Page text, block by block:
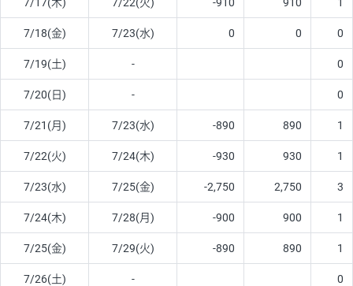
7/18(金) 7/23(水) 0 0 0
7/19(土) - 0
7/20(日) - 0
7/21(月) 7/23(水) -890 890 1
7/22(火) 7/24(木) -930 930 1
7/23(水) 7/25(金) -2,750 2,750 3
7/24(木) 7/28(月) -900 900 1
7/25(金) 7/29(火) -890 890 1
7/26(土) - 0